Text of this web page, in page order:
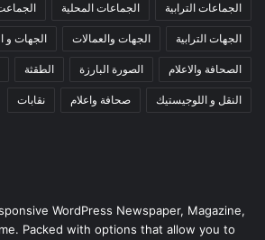
الجماعات الترابية الجماعات المحلية الجماعت
الجهات الترابية الجهات والعمالات الجهات و
الصحافة والاعلام الصورة البارزة الطقثة
النقل و اللوجيستيك صحافة واعلام نقابات
WordPress Newspaper, Magazine,
Packed with options that allow you to